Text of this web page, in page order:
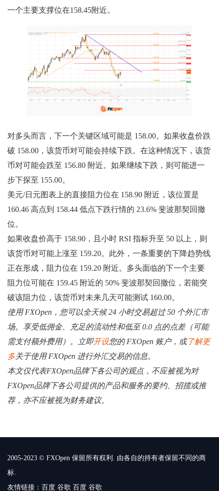
一个主要支撑位在158.45附近。
对多头而言，下一个关键区域可能是 158.00。如果收盘价跌
破 158.00，该货币对可能会持续下跌。在这种情况下，该货
币对可能会跌至 156.80 附近。如果继续下跌，则可能进一
步下探至 155.00。
美元/日元图表上的直接阻力位在 158.90 附近，该位置是
160.46 高点到 158.44 低点下跌行情的 23.6% 斐波那契回撤
位。
如果收盘价高于 158.90，且小时 RSI 指标升至 50 以上，则
该货币对可能上涨至 159.20。此外，一条重要的下降趋势线
正在形成，阻力位在 159.20 附近。多头面临的下一个主要
阻力位可能在 159.45 附近的 50% 斐波那契回撤位，若能突
破该阻力位，该货币对未来几天可能测试 160.00。
使用 FXOpen，您可以全天候 24 小时交易超过 50 个外汇市
场。享受低佣金、充足的流动性和低至 0.0 点的点差（可能
需支付额外费用）。立即开设您的 FXOpen 账户，或了解更
多关于使用 FXOpen 进行外汇交易的信息。
本文仅代表FXOpen品牌下各公司的观点，不应被视为对
FXOpen品牌下各公司提供的产品和服务的要约、招揽或推
荐，亦不应被视为财务建议。
2005-2023 © FXOpen 保留所有权利. 由各自的持有者保留不同的商
标.
友情链接： 百度 谷歌 百度 谷歌